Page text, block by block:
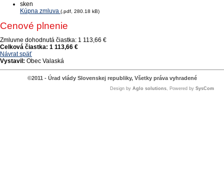
sken
Kúpna zmluva (.pdf, 280.18 kB)
Cenové plnenie
Zmluvne dohodnutá čiastka: 1 113,66 €
Celková čiastka: 1 113,66 €
Návrat späť
Vystavil: Obec Valaská
©2011 - Úrad vlády Slovenskej republiky, Všetky práva vyhradené
Design by Aglo solutions, Powered by SysCom